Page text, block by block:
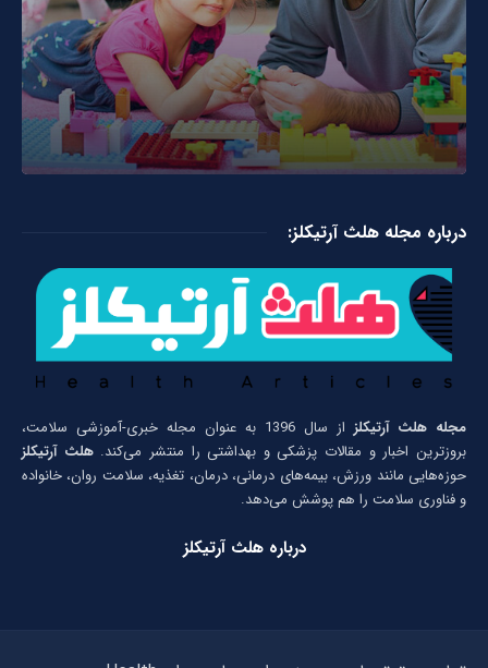
درباره مجله هلث آرتیکلز:
مجله هلث آرتیکلز
از سال 1396 به عنوان مجله خبری-آموزشی سلامت،
بروزترین اخبار و مقالات پزشکی و بهداشتی را منتشر می‌کند.هلث آرتیکلز
حوزه‌هایی مانند ورزش، بیمه‌های درمانی، درمان، تغذیه، سلامت روان، خانواده
و فناوری سلامت را هم پوشش می‌دهد.
درباره هلث آرتیکلز